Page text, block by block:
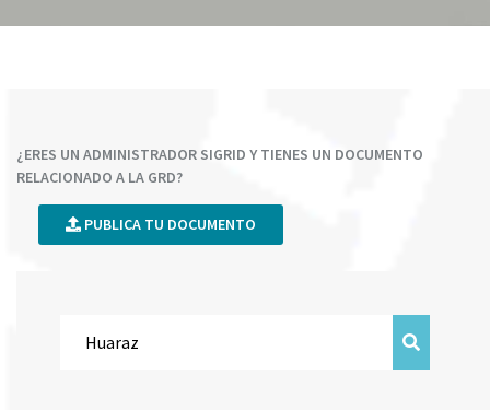
¿ERES UN ADMINISTRADOR SIGRID Y TIENES UN DOCUMENTO
RELACIONADO A LA GRD?
PUBLICA TU DOCUMENTO